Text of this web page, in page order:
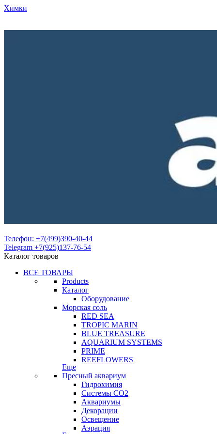
Химки
Телефон: +7(499)390-40-44
Telegram +7(925)137-76-54
Каталог товаров
ВСЕ ТОВАРЫ
Products
Каталог
Оборудование
Морская соль
RED SEA
TROPIC MARIN
BLUE TREASURE
AQUARIUM SYSTEMS
PRIME
REEFLOWERS
Еще
Пресный аквариум
Гидрохимия
Системы СО2
Аквариумы
Декорации
Освещение
Аэрация